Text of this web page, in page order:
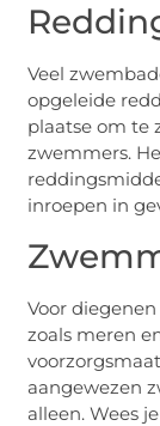
Veel
opgeleide
plaatse om te
zwemmers.
inroepen in
Voor
zoals meren
aangewezen
alleen. Wees